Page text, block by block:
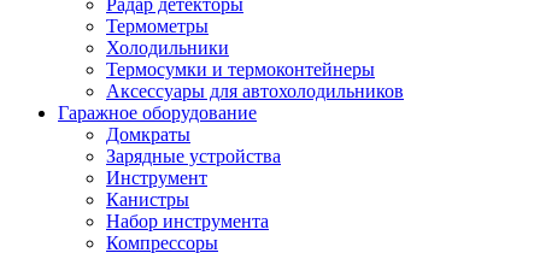
Термометры
Холодильники
Термосумки и термоконтейнеры
Аксессуары для автохолодильников
Гаражное оборудование
Домкраты
Зарядные устройства
Инструмент
Канистры
Набор инструмента
Компрессоры